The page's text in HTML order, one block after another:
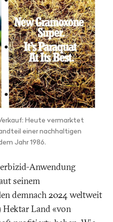
Heute vermarktet
einer nachhaltigen
Jahr 1986.
Anwendung
seinem
demnach 2024 weltweit
Land «von